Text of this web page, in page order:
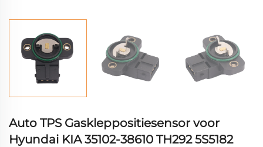
Auto TPS Gaskleppositiesensor voor
Hyundai KIA 35102-38610 TH292 5S5182